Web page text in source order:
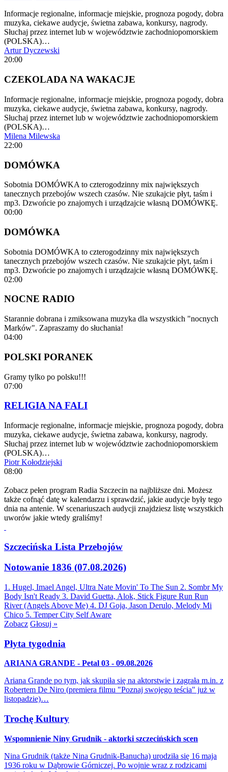
Informacje regionalne, informacje miejskie, prognoza pogody, dobra
muzyka, ciekawe audycje, świetna zabawa, konkursy, nagrody.
Słuchaj przez internet lub w województwie zachodniopomorskiem
(POLSKA)…
Artur Dyczewski
20:00
CZEKOLADA NA WAKACJE
Informacje regionalne, informacje miejskie, prognoza pogody, dobra
muzyka, ciekawe audycje, świetna zabawa, konkursy, nagrody.
Słuchaj przez internet lub w województwie zachodniopomorskiem
(POLSKA)…
Milena Milewska
22:00
DOMÓWKA
Sobotnia DOMÓWKA to czterogodzinny mix największych
tanecznych przebojów wszech czasów. Nie szukajcie płyt, taśm i
mp3. Dzwońcie po znajomych i urządzajcie własną DOMÓWKĘ.
00:00
DOMÓWKA
Sobotnia DOMÓWKA to czterogodzinny mix największych
tanecznych przebojów wszech czasów. Nie szukajcie płyt, taśm i
mp3. Dzwońcie po znajomych i urządzajcie własną DOMÓWKĘ.
02:00
NOCNE RADIO
Starannie dobrana i zmiksowana muzyka dla wszystkich "nocnych
Marków". Zapraszamy do słuchania!
04:00
POLSKI PORANEK
Gramy tylko po polsku!!!
07:00
RELIGIA NA FALI
Informacje regionalne, informacje miejskie, prognoza pogody, dobra
muzyka, ciekawe audycje, świetna zabawa, konkursy, nagrody.
Słuchaj przez internet lub w województwie zachodniopomorskiem
(POLSKA)…
Piotr Kołodziejski
08:00
Zobacz pełen program Radia Szczecin na najbliższe dni. Możesz
także cofnąć datę w kalendarzu i sprawdzić, jakie audycje były tego
dnia na antenie. W scenariuszach audycji znajdziesz listę wszystkich
uworów jakie wtedy graliśmy!
Szczecińska Lista Przebojów
Notowanie 1836 (07.08.2026)
1. Hugel, Imael Angel, Ultra Nate Movin' To The Sun 2. Sombr My
Body Isn't Ready 3. David Guetta, Alok, Stick Figure Run Run
River (Angels Above Me) 4. DJ Goja, Jason Derulo, Melody Mi
Chico 5. Temper City Self Aware
Zobacz Głosuj »
Płyta tygodnia
ARIANA GRANDE - Petal 03 - 09.08.2026
Ariana Grande po tym, jak skupiła się na aktorstwie i zagrała m.in. z
Robertem De Niro (premiera filmu "Poznaj swojego teścia" już w
listopadzie)…
Trochę Kultury
Wspomnienie Niny Grudnik - aktorki szczecińskich scen
Nina Grudnik (także Nina Grudnik-Banucha) urodziła się 16 maja
1936 roku w Dąbrowie Górniczej. Po wojnie wraz z rodzicami